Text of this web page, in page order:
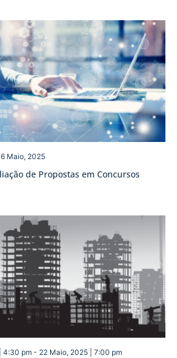
de Propostas em Concursos
6 Maio, 2025
4:30 pm- 22 Maio, 2025 | 7:00 pm